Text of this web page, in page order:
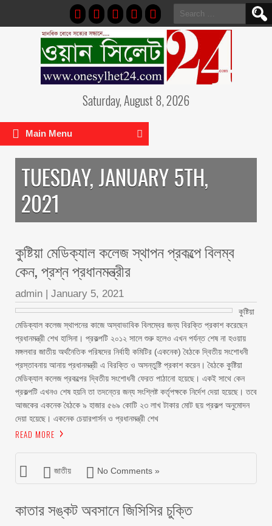
Search
for:
Saturday, August 8, 2026
Main Menu
TUESDAY, JANUARY 5TH,
2021
কুষ্টিয়া মেডিক্যাল কলেজ স্থাপন প্রকল্পে বিলম্ব
কেন, প্রশ্ন প্রধানমন্ত্রীর
admin | January 5, 2021
কুষ্টিয়া
মেডিক্যাল কলেজ স্থাপনের কাজে অস্বাভাবিক বিলম্বের জন্য বিরক্তি প্রকাশ করেছেন
প্রধানমন্ত্রী শেখ হাসিনা। প্রকল্পটি ২০১২ সালে শুরু হলেও এখন পর্যন্ত শেষ না হওয়ায়
মঙ্গলবার জাতীয় অর্থনৈতিক পরিষদের নির্বাহী কমিটির (একনেক) বৈঠকে দ্বিতীয় সংশোধনী
প্রস্তাবনায় আনায় প্রধানমন্ত্রী এ বিরক্তি ও অসন্তুষ্টি প্রকাশ করেন। বৈঠকে কুষ্টিয়া
মেডিক্যাল কলেজ প্রকল্পের দ্বিতীয় সংশোধনী ফেরত পাঠানো হয়েছে। একই সাথে কেন
প্রকল্পটি এখনও শেষ হয়নি তা তদন্তের জন্য সংশ্লিষ্ট কর্তৃপক্ষকে নির্দেশ দেয়া হয়েছে। তবে
আজকের একনেক বৈঠকে ৯ হাজার ৫৬৯ কোটি ২৩ লাখ টাকার মোট ছয় প্রকল্প অনুমোদন
দেয়া হয়েছে। একনেক চেয়ারপার্সন ও প্রধানমন্ত্রী শেখ
READ MORE
জাতীয় No Comments »
কাতার সঙ্কট অবসানে জিসিসির চুক্তি